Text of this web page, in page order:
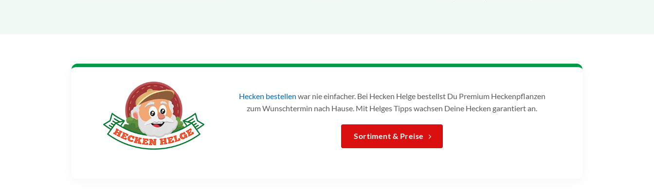
Hecken bestellen war nie einfacher. Bei Hecken Helge bestellst Du Premium Heckenpflanzen
zum Wunschtermin nach Hause. Mit Helges Tipps wachsen Deine Hecken garantiert an.
Sortiment & Preise